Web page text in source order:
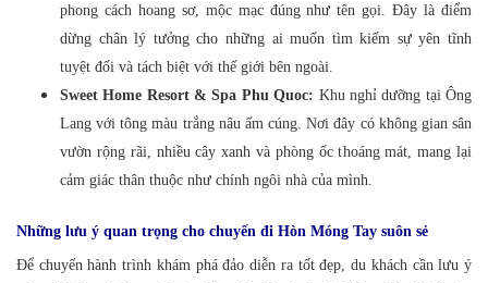
phong cách hoang sơ, mộc mạc đúng như tên gọi. Đây là điểm
dừng chân lý tưởng cho những ai muốn tìm kiếm sự yên tĩnh
tuyệt đối và tách biệt với thế giới bên ngoài.
Sweet Home Resort & Spa Phu Quoc: Khu nghỉ dưỡng tại Ông
Lang với tông màu trắng nâu ấm cúng. Nơi đây có không gian sân
vườn rộng rãi, nhiều cây xanh và phòng ốc thoáng mát, mang lại
cảm giác thân thuộc như chính ngôi nhà của mình.
Những lưu ý quan trọng cho chuyến đi Hòn Móng Tay suôn sẻ
Để chuyến hành trình khám phá đảo diễn ra tốt đẹp, du khách cần lưu ý